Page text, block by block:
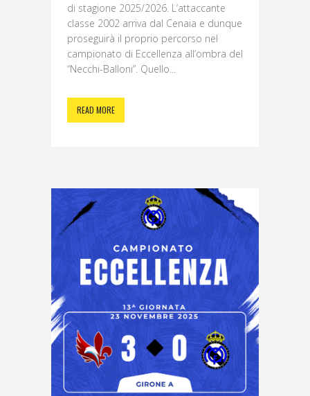
di stagione 2025/2026. L’attaccante
classe 2002 arriva dal Cenaia e dunque
proseguirà il proprio percorso nel
campionato di Eccellenza all’ombra del
“Necchi-Balloni”. Quello...
READ MORE